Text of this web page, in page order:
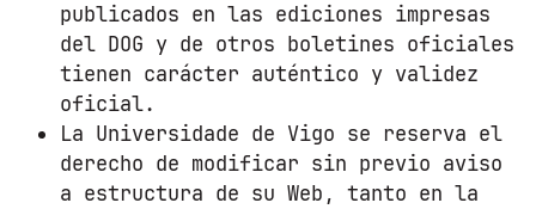
publicados en las ediciones impresas
del DOG y de otros boletines oficiales
tienen carácter auténtico y validez
oficial.
La Universidade de Vigo se reserva el
derecho de modificar sin previo aviso
a estructura de su Web, tanto en la